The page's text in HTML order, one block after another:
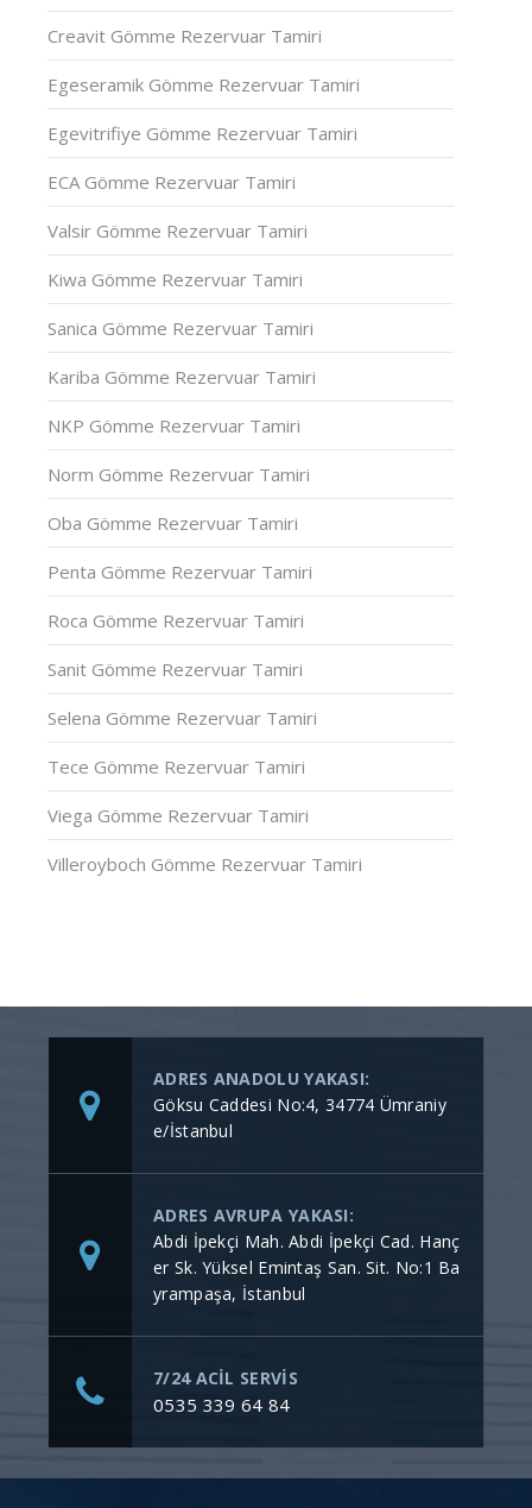
Creavit Gömme Rezervuar Tamiri
Egeseramik Gömme Rezervuar Tamiri
Egevitrifiye Gömme Rezervuar Tamiri
ECA Gömme Rezervuar Tamiri
Valsir Gömme Rezervuar Tamiri
Kiwa Gömme Rezervuar Tamiri
Sanica Gömme Rezervuar Tamiri
Kariba Gömme Rezervuar Tamiri
NKP Gömme Rezervuar Tamiri
Norm Gömme Rezervuar Tamiri
Oba Gömme Rezervuar Tamiri
Penta Gömme Rezervuar Tamiri
Roca Gömme Rezervuar Tamiri
Sanit Gömme Rezervuar Tamiri
Selena Gömme Rezervuar Tamiri
Tece Gömme Rezervuar Tamiri
Viega Gömme Rezervuar Tamiri
Villeroyboch Gömme Rezervuar Tamiri
ADRES ANADOLU YAKASI:
Göksu Caddesi No:4, 34774 Ümraniy
e/İstanbul
ADRES AVRUPA YAKASI:
Abdi İpekçi Mah. Abdi İpekçi Cad. Hanç
er Sk. Yüksel Emintaş San. Sit. No:1 Ba
yrampaşa, İstanbul
7/24 ACİL SERVİS
0535 339 64 84